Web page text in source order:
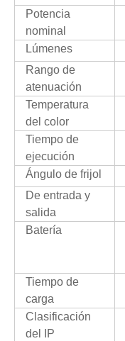
Potencia
nominal
Lúmenes
Rango de
atenuación
Temperatura
del color
Tiempo de
ejecución
Ángulo de frijol
De entrada y
salida
Batería
Tiempo de
carga
Clasificación
del IP